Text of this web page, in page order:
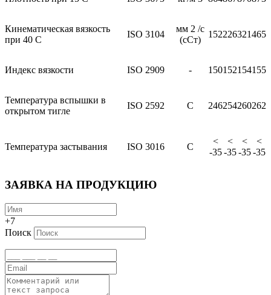
Кинематическая вязкость
при 40 С
ISO 3104
мм 2 /с
(сСт)
152226321465
Индекс вязкости ISO 2909 - 150152154155
Температура вспышки в
открытом тигле
ISO 2592 С 246254260262
Температура застывания ISO 3016 С
<
-35
<
-35
<
-35
<
-35
ЗАЯВКА НА ПРОДУКЦИЮ
+7
Поиск